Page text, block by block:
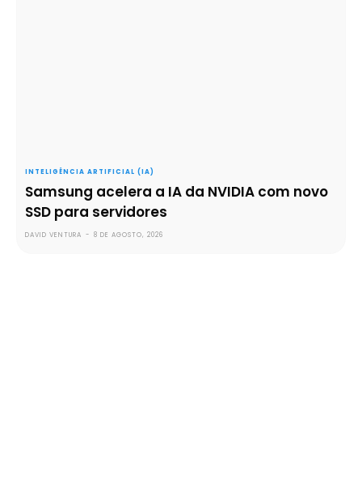
INTELIGÊNCIA ARTIFICIAL (IA)
Samsung acelera a IA da NVIDIA com novo
SSD para servidores
DAVID VENTURA - 8 DE AGOSTO, 2026